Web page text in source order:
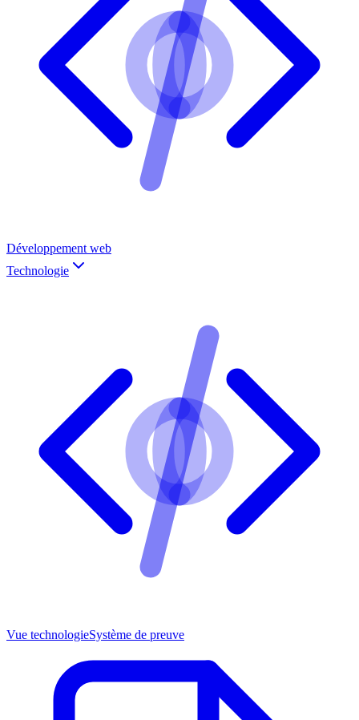
Développement web
Technologie
Vue technologieSystème de preuve